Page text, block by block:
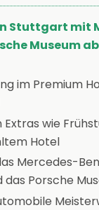
Stuttgart mit
Museum
im Premium
wie
Hotel
Mercedes-
das Porsche